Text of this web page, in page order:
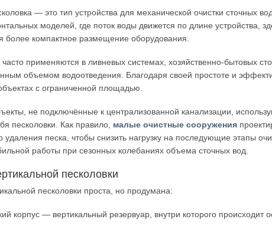
— это тип устройства для механической очистки сточных
моделей, где поток воды движется по длине устройства,
более компактное размещение оборудования.
часто применяются в ливневых системах, хозяйственно-бытовых
объемом водоотведения. Благодаря своей простоте и
с ограниченной площадью.
не подключённые к централизованной канализации,
песколовки. Как правило, малые очистные сооружения
удаления песка, чтобы снизить нагрузку на последующие этапы
работы при сезонных колебаниях объема сточных вод.
песколовки
песколовки проста, но продумана:
корпус — вертикальный резервуар, внутри которого происходит